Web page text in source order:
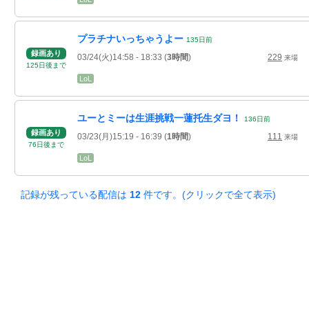
録画あり
125日後 まで
プラチナいっちゃうよー 135日前
03/24(火)14:58 - 18:33 (3時間) 229 来場
LoL
録画あり
76日後 まで
ユーとミーは生涯挑戦一蓮托生ダヨ！ 136日前
03/23(月)15:19 - 16:39 (1時間) 111 来場
LoL
記録が残っている配信は 12 件です。(クリックで全て表示)